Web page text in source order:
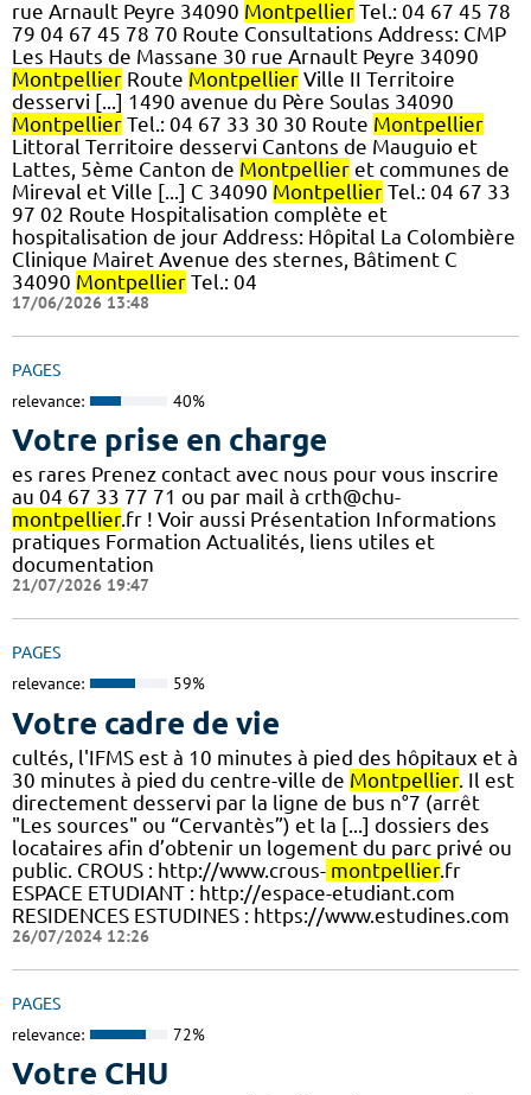
rue Arnault Peyre 34090 Montpellier Tel.: 04 67 45 78
79 04 67 45 78 70 Route Consultations Address: CMP
Les Hauts de Massane 30 rue Arnault Peyre 34090
Montpellier Route Montpellier Ville II Territoire
desservi [...] 1490 avenue du Père Soulas 34090
Montpellier Tel.: 04 67 33 30 30 Route Montpellier
Littoral Territoire desservi Cantons de Mauguio et
Lattes, 5ème Canton de Montpellier et communes de
Mireval et Ville [...] C 34090 Montpellier Tel.: 04 67 33
97 02 Route Hospitalisation complète et
hospitalisation de jour Address: Hôpital La Colombière
Clinique Mairet Avenue des sternes, Bâtiment C
34090 Montpellier Tel.: 04
17/06/2026 13:48
PAGES
relevance: 40%
Votre prise en charge
es rares Prenez contact avec nous pour vous inscrire
au 04 67 33 77 71 ou par mail à crth@chu-
montpellier.fr ! Voir aussi Présentation Informations
pratiques Formation Actualités, liens utiles et
documentation
21/07/2026 19:47
PAGES
relevance: 59%
Votre cadre de vie
cultés, l'IFMS est à 10 minutes à pied des hôpitaux et à
30 minutes à pied du centre-ville de Montpellier. Il est
directement desservi par la ligne de bus n°7 (arrêt
"Les sources" ou “Cervantès”) et la [...] dossiers des
locataires afin d’obtenir un logement du parc privé ou
public. CROUS : http://www.crous- montpellier.fr
ESPACE ETUDIANT : http://espace-etudiant.com
RESIDENCES ESTUDINES : https://www.estudines.com
26/07/2024 12:26
PAGES
relevance: 72%
Votre CHU